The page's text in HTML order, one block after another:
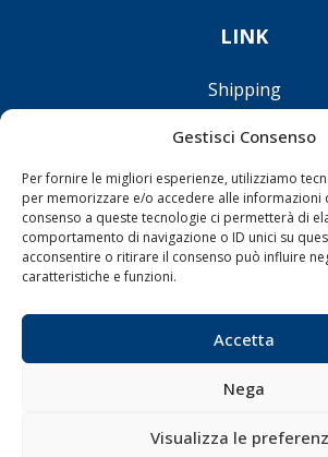
Gestisci Consenso
Per fornire le migliori esperienze, utilizziamo
per memorizzare e/o accedere alle informazioni
consenso a queste tecnologie ci permetterà di
comportamento di navigazione o ID unici su
acconsentire o ritirare il consenso può influire
caratteristiche e funzioni.
Accetta
Nega
Visualizza le
LINK
Shipping
Varie
Sostenibilità
Compagnie di
Diporto
Chi siamo
Contatti
SEGUI